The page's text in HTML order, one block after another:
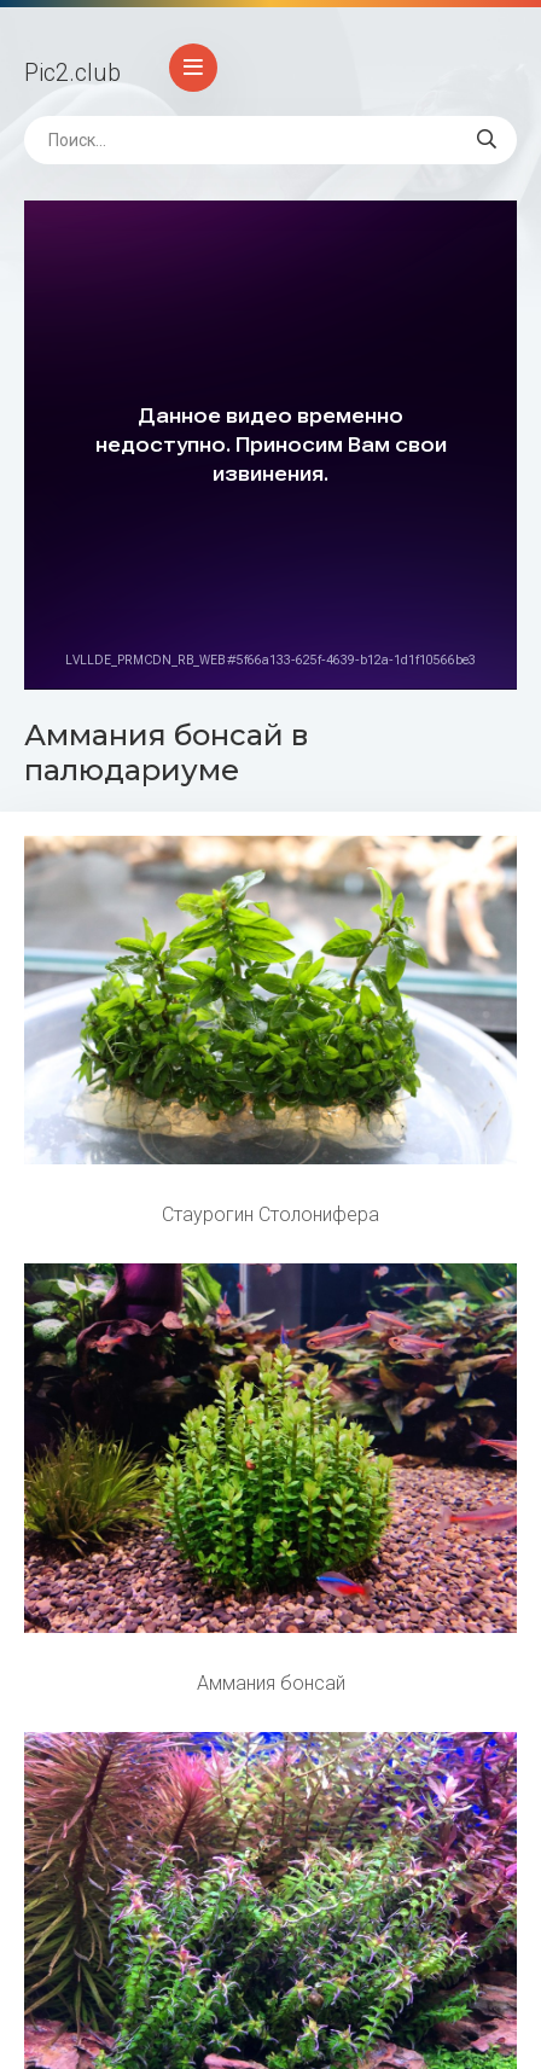
Pic2.club
Аммания бонсай в
палюдариуме
Стаурогин Столонифера
Аммания бонсай